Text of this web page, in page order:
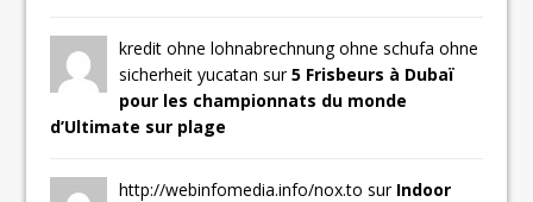
kredit ohne lohnabrechnung ohne schufa ohne
sicherheit yucatan sur5 Frisbeurs à Dubaï
pour les championnats du monde
d’Ultimate sur plage
http://webinfomedia.info/nox.to sur Indoor